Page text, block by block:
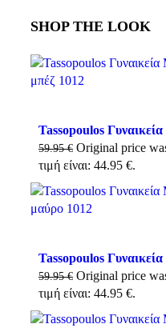
SHOP THE LOOK
Tassopoulos
59.95€ Original price
τιμή είναι: 44.95 €.
Tassopoulos
59.95€ Original price
τιμή είναι: 44.95 €.